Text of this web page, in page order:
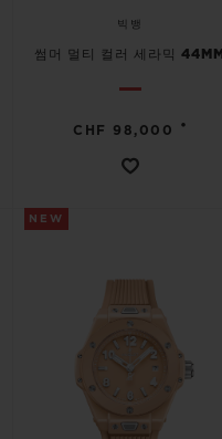
빅뱅
썸머 멀티 컬러 세라믹 44MM
CHF 98,000 •
NEW